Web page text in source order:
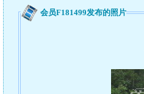
会员F181499发布的照片